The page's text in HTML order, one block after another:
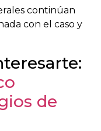
continúan
con el caso y
de